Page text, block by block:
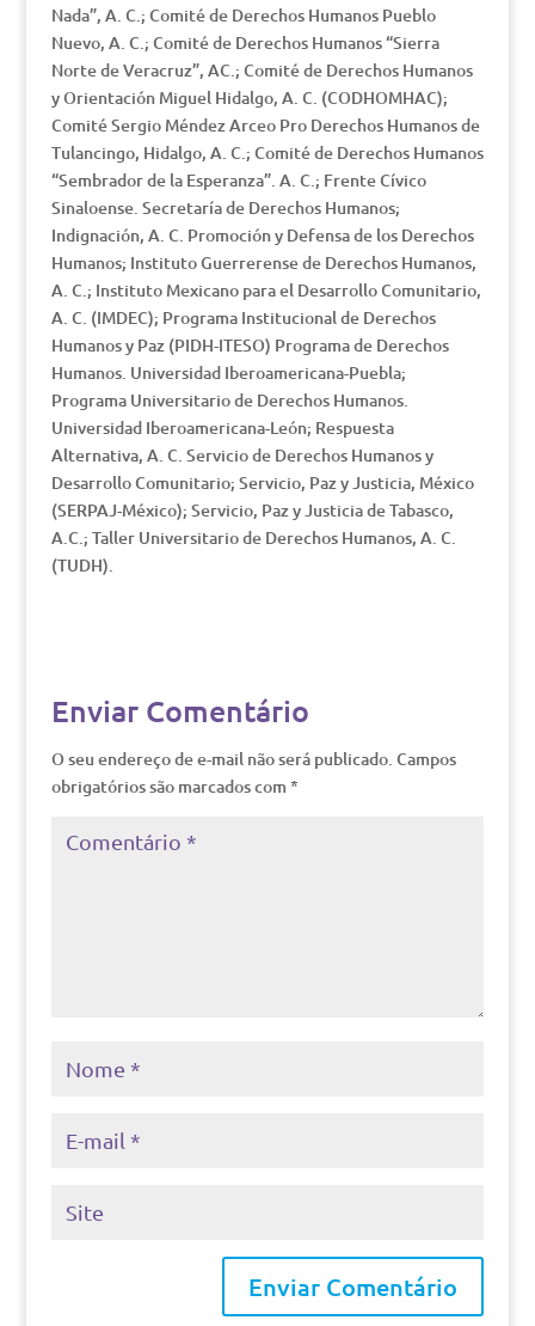
Nada”, A. C.; Comité de Derechos Humanos Pueblo
Nuevo, A. C.; Comité de Derechos Humanos “Sierra
Norte de Veracruz”, AC.; Comité de Derechos Humanos
y Orientación Miguel Hidalgo, A. C. (CODHOMHAC);
Comité Sergio Méndez Arceo Pro Derechos Humanos de
Tulancingo, Hidalgo, A. C.; Comité de Derechos Humanos
“Sembrador de la Esperanza”. A. C.; Frente Cívico
Sinaloense. Secretaría de Derechos Humanos;
Indignación, A. C. Promoción y Defensa de los Derechos
Humanos; Instituto Guerrerense de Derechos Humanos,
A. C.; Instituto Mexicano para el Desarrollo Comunitario,
A. C. (IMDEC); Programa Institucional de Derechos
Humanos y Paz (PIDH-ITESO) Programa de Derechos
Humanos. Universidad Iberoamericana-Puebla;
Programa Universitario de Derechos Humanos.
Universidad Iberoamericana-León; Respuesta
Alternativa, A. C. Servicio de Derechos Humanos y
Desarrollo Comunitario; Servicio, Paz y Justicia, México
(SERPAJ-México); Servicio, Paz y Justicia de Tabasco,
A.C.; Taller Universitario de Derechos Humanos, A. C.
(TUDH).
Enviar Comentário
O seu endereço de e-mail não será publicado. Campos
obrigatórios são marcados com *